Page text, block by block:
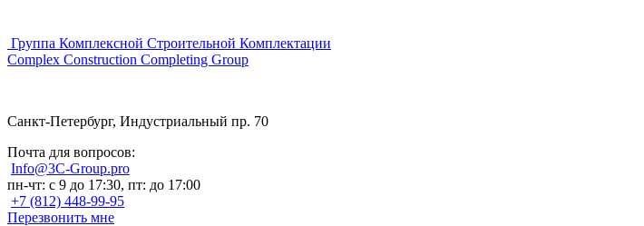
Группа Комплексной Строительной Комплектации
Complex Construction Completing Group
Санкт-Петербург, Индустриальный пр. 70
Почта для вопросов:
Info@3C-Group.pro
пн-чт: с 9 до 17:30, пт: до 17:00
+7 (812) 448-99-95
Перезвонить мне